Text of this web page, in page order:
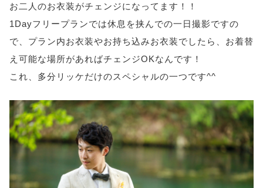
お二人のお衣装がチェンジになってます！！
1Dayフリープランでは休息を挟んでの一日撮影ですの
で、プラン内お衣装やお持ち込みお衣装でしたら、お着替
え可能な場所があればチェンジOKなんです！
これ、多分リッケだけのスペシャルの一つです^^